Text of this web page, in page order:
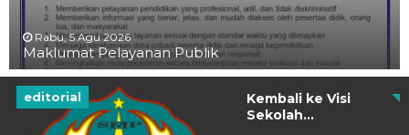
Rabu, 5 Agu 2026
Maklumat Pelayanan Publik
editorial
Kembali ke Visi
Sekolah...